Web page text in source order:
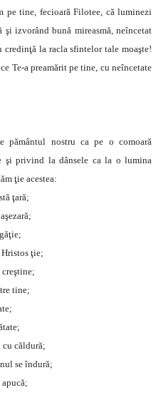
pe tine, fecioară Filotee, că luminezi
şi izvorând bună mireasmă, neîncetat
credinţă la racla sfintelor tale moaşte!
Te-a preamărit pe tine, cu neîncetate
pământul nostru ca pe o comoară
şi privind la dânsele ca la o lumina
ţie acestea:
ţară;
ţie;
tine;
cu căldură;
se îndură;